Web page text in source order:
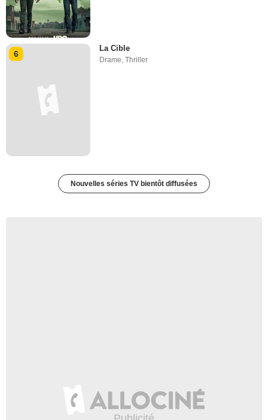
6
La Cible
Drame ,Thriller
Nouvelles séries TV bientôt diffusées